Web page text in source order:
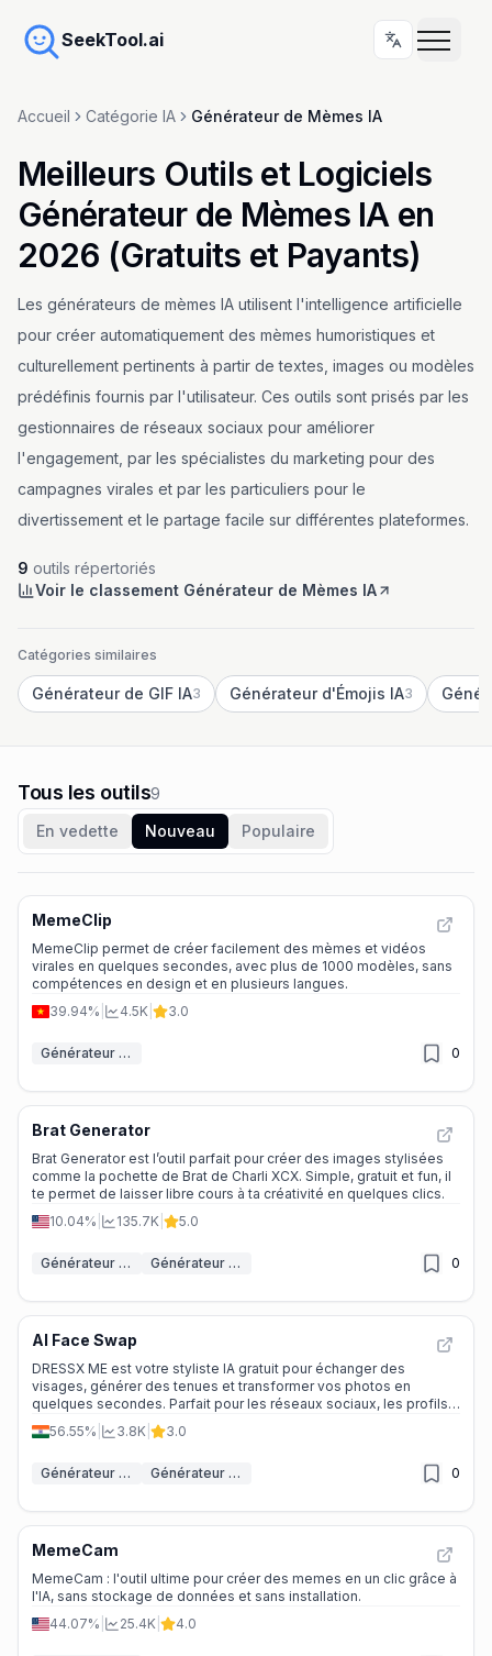
SeekTool.ai
Accueil Catégorie IA Générateur de Mèmes IA
Meilleurs Outils et Logiciels
Générateur de Mèmes IA en
2026 (Gratuits et Payants)
Les générateurs de mèmes IA utilisent l'intelligence artificielle
pour créer automatiquement des mèmes humoristiques et
culturellement pertinents à partir de textes, images ou modèles
prédéfinis fournis par l'utilisateur. Ces outils sont prisés par les
gestionnaires de réseaux sociaux pour améliorer
l'engagement, par les spécialistes du marketing pour des
campagnes virales et par les particuliers pour le
divertissement et le partage facile sur différentes plateformes.
9 outils répertoriés
Voir le classement Générateur de Mèmes IA
Catégories similaires
Générateur de GIF IA3 Générateur d'Émojis IA3
Tous les outils9
En vedette
Nouveau Populaire
MemeClip
MemeClip permet de créer facilement des mèmes et vidéos
virales en quelques secondes, avec plus de 1000 modèles, sans
compétences en design et en plusieurs langues.
39.94%
4.5K 3.0
Générateur de Mèmes IA 0
Brat Generator
Brat Generator est l’outil parfait pour créer des images stylisées
comme la pochette de Brat de Charli XCX. Simple, gratuit et fun, il
te permet de laisser libre cours à ta créativité en quelques clics.
10.04%
135.7K 5.0
Générateur de Couvertures d'Album IA Générateur de Mèmes IA 0
AI Face Swap
DRESSX ME est votre styliste IA gratuit pour échanger des
visages, générer des tenues et transformer vos photos en
quelques secondes. Parfait pour les réseaux sociaux, les profils
pros ou juste pour s’amuser !
56.55% 3.8K 3.0
Générateur de tenues IA Générateur de Portrait IA 0
MemeCam
MemeCam : l'outil ultime pour créer des memes en un clic grâce à
l'IA, sans stockage de données et sans installation.
44.07%
25.4K 4.0